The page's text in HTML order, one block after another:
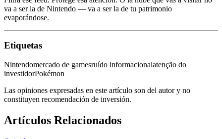
va a ser la de Nintendo — va a ser la de tu patrimonio
evaporándose.
Etiquetas
Nintendomercado de gamesruído informacionalatenção do
investidorPokémon
Las opiniones expresadas en este artículo son del autor y no
constituyen recomendación de inversión.
Artículos Relacionados